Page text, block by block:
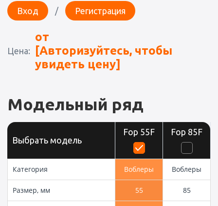
Вход / Регистрация
Цена:
от
[Авторизуйтесь, чтобы
увидеть цену]
Модельный ряд
Выбрать модель
Fop 55F Fop 85F
Категория Воблеры Воблеры
Размер, мм 55 85